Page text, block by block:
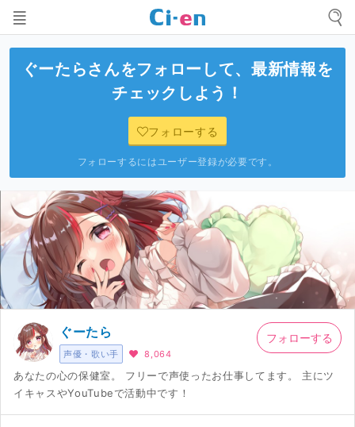
ぐーたらさんをフォローして、最新情報を
チェックしよう！
フォローする
フォローするにはユーザー登録が必要です。
声優・歌い手
ぐーたら
8,064
あなたの心の保健室。 フリーで声使ったお仕事してます。 主にツ
イキャスやYouTubeで活動中です！
フォローする